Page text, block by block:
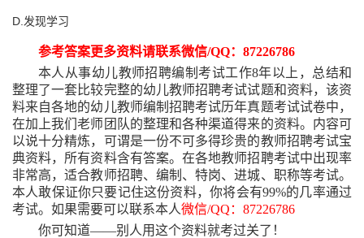
D.发现学习
参考答案更多资料请联系微信/QQ：87226786
本人从事幼儿教师招聘编制考试工作8年以上，总结和
整理了一套比较完整的幼儿教师招聘考试试题和资料，该资
料来自各地的幼儿教师编制招聘考试历年真题考试试卷中，
在加上我们老师团队的整理和各种渠道得来的资料。内容可
以说十分精炼，可谓是一份不可多得珍贵的教师招聘考试宝
典资料，所有资料含有答案。在各地教师招聘考试中出现率
非常高，适合教师招聘、编制、特岗、进城、职称等考试。
本人敢保证你只要记住这份资料，你将会有99%的几率通过
考试。如果需要可以联系本人微信/QQ：87226786
你可知道——别人用这个资料就考过关了！